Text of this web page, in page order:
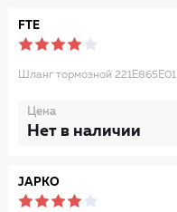
FTE
Шланг тормозной 221E865E01
Цена
Нет в наличии
JAPKO